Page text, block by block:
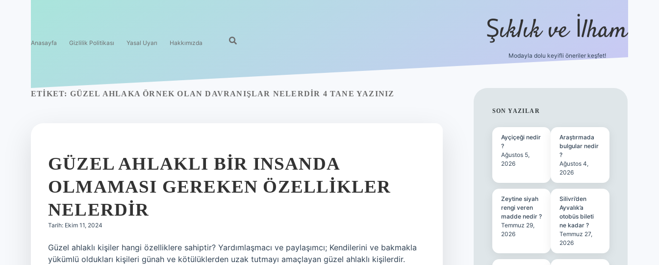
Anasayfa Gizlilik Politikası Yasal Uyarı Hakkımızda Şıklık ve İlham
Modayla dolu keyifli öneriler keşfet!
ETIKET: GÜZEL AHLAKA ÖRNEK OLAN DAVRANIŞLAR NELERDIR 4 TANE YAZINIZ
GÜZEL AHLAKLI BIR INSANDA
OLMAMASI GEREKEN ÖZELLIKLER
NELERDIR
Tarih: Ekim 11, 2024
Güzel ahlaklı kişiler hangi özelliklere sahiptir? Yardımlaşmacı ve paylaşımcı; Kendilerini ve bakmakla
yükümlü oldukları kişileri günah ve kötülüklerden uzak tutmayı amaçlayan güzel ahlaklı kişilerdir.
SIDEBAR
SON YAZILAR
Ayçiçeği nedir
?
Ağustos 5,
2026
Araştırmada
bulgular nedir
?
Ağustos 4,
2026
Zeytine siyah
rengi veren
madde nedir ?
Temmuz 29,
2026
Silivri’den
Ayvalık’a
otobüs bileti
ne kadar ?
Temmuz 27,
2026
betexper yeni